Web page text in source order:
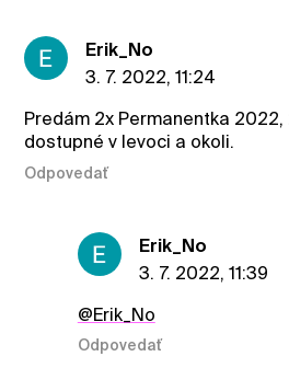
Erik_No
3. 7. 2022, 11:24
Predám 2x Permanentka 2022,
dostupné v levoci a okoli.
Odpovedať
Erik_No
3. 7. 2022, 11:39
@Erik_No
Odpovedať